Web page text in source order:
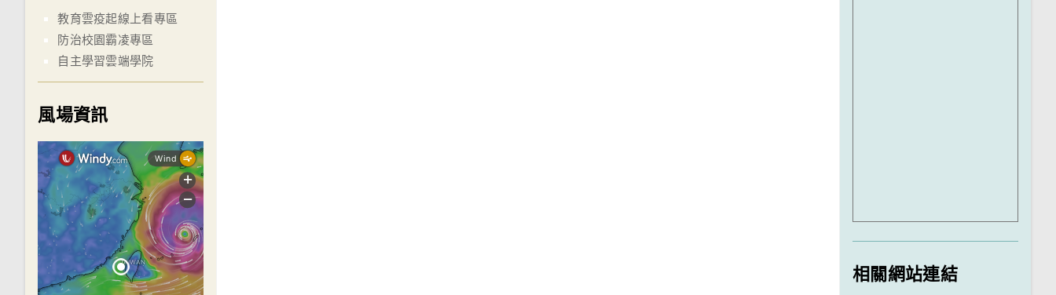
教育雲疫起線上看專區
防治校園霸凌專區
自主學習雲端學院
風場資訊
相關網站連結